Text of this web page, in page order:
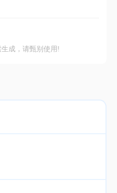
成，请甄别使用!